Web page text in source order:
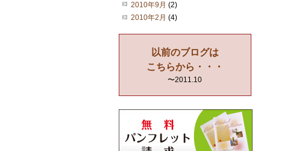
2010年9月 (2)
2010年2月 (4)
以前のブログは
こちらから・・・
〜2011.10